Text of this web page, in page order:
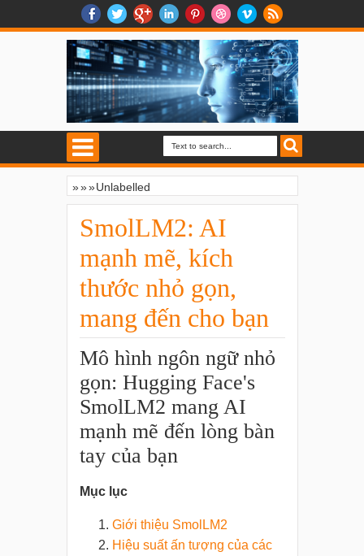
»» Unlabelled
»
SmolLM2: AI
mạnh mẽ, kích
thước nhỏ gọn,
mang đến cho bạn
Mô hình ngôn ngữ nhỏ
gọn: Hugging Face's
SmolLM2 mang AI
mạnh mẽ đến lòng bàn
tay của bạn
Mục lục
Giới thiệu SmolLM2
Hiệu suất ấn tượng của các